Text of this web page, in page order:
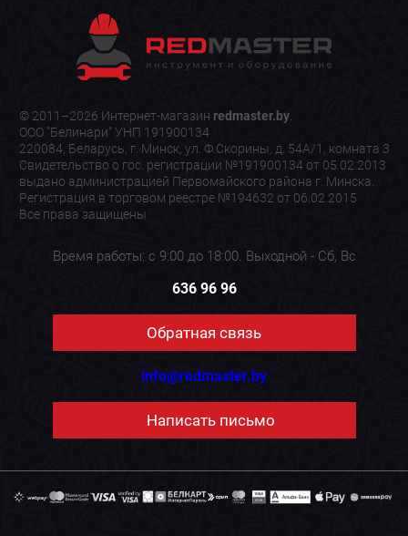
© 2011–2026 Интернет-магазин redmaster.by.
ООО "Белинари" УНП 191900134
220084, Беларусь, г. Минск, ул. Ф.Скорины, д. 54А/1, комната 3
Свидетельство о гос. регистрации №191900134 от 05.02.2013
выдано администрацией Первомайского района г. Минска.
Регистрация в торговом реестре №194632 от 06.02.2015
Все права защищены
Время работы: с 9:00 до 18:00. Выходной - Сб, Вс
636 96 96
Обратная связь
info@redmaster.by
Написать письмо